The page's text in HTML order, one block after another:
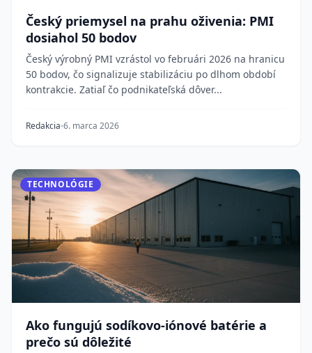
Český priemysel na prahu oživenia: PMI
dosiahol 50 bodov
Český výrobný PMI vzrástol vo februári 2026 na hranicu
50 bodov, čo signalizuje stabilizáciu po dlhom období
kontrakcie. Zatiaľ čo podnikateľská dôver...
Redakcia 6. marca 2026
TECHNOLÓGIE
Ako fungujú sodíkovo-iónové batérie a
prečo sú dôležité